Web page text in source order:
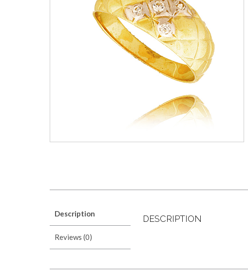
Description
Reviews (0)
DESCRIPTION